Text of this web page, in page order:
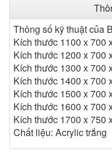
- Chất liệu Acrylic
chống trầy xước,
- Đặt độc lập giữa sàn,
cho không gian.
- Bề mặt chống trơn
3. Lợi ích khi sử dụng
- Mang đến trải
mệt mỏi và căng
- Làm tăng tính thẩm
phòng tắm.
Thông số kỹ thuật của
Kích thước 1100 x 700
Kích thước 1200 x 700
Kích thước 1300 x 700
Kích thước 1400 x 700
Kích thước 1500 x 700
Kích thước 1600 x 700
Kích thước 1700 x 750
Chất liệu: Acrylic trắng